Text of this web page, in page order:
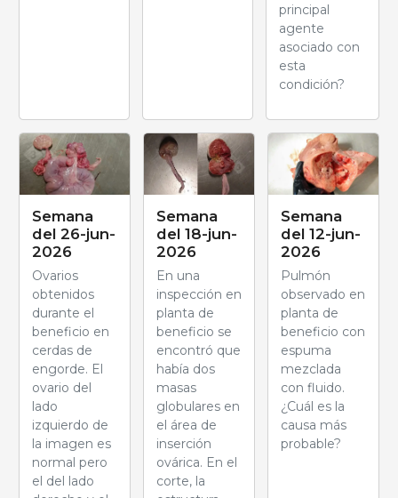
principal
agente
asociado con
esta
condición?
Semana
del 26-jun-
2026
Ovarios
obtenidos
durante el
beneficio en
cerdas de
engorde. El
ovario del
lado
izquierdo de
la imagen es
normal pero
el del lado
Semana
del 18-jun-
2026
En una
inspección en
planta de
beneficio se
encontró que
había dos
masas
globulares en
el área de
inserción
ovárica. En el
corte, la
Semana
del 12-jun-
2026
Pulmón
observado en
planta de
beneficio con
espuma
mezclada
con fluido.
¿Cuál es la
causa más
probable?